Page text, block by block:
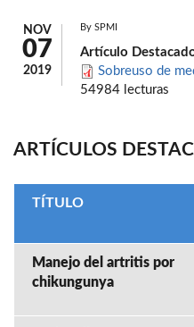
NOV
07
2019
By SPMI
Artículo
Sobreuso de
54984 lecturas
ARTÍCULOS
TÍTULO
Manejo del artritis por
chikungunya